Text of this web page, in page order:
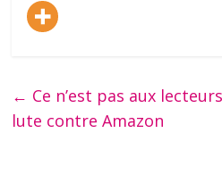
← Ce n’est pas aux
lute contre Amazon